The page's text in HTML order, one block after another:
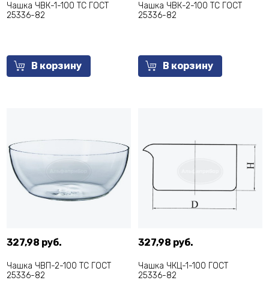
Чашка ЧВК-1-100 ТС ГОСТ
25336-82
В корзину
Чашка ЧВК-2-100 ТС ГОСТ
25336-82
В корзину
327,98 руб.
Чашка ЧВП-2-100 ТС ГОСТ
25336-82
327,98 руб.
Чашка ЧКЦ-1-100 ГОСТ
25336-82